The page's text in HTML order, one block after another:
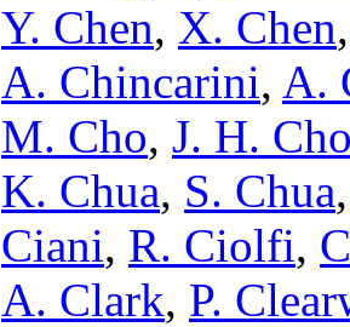
Y. Chen, X. Chen
A. Chincarini, A.
M. Cho, J. H.
K. Chua, S. Chua
Ciani, R. Ciolfi,
A. Clark, P.